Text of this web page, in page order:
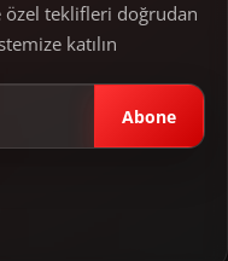
özel teklifleri doğrudan
katılın
Abone